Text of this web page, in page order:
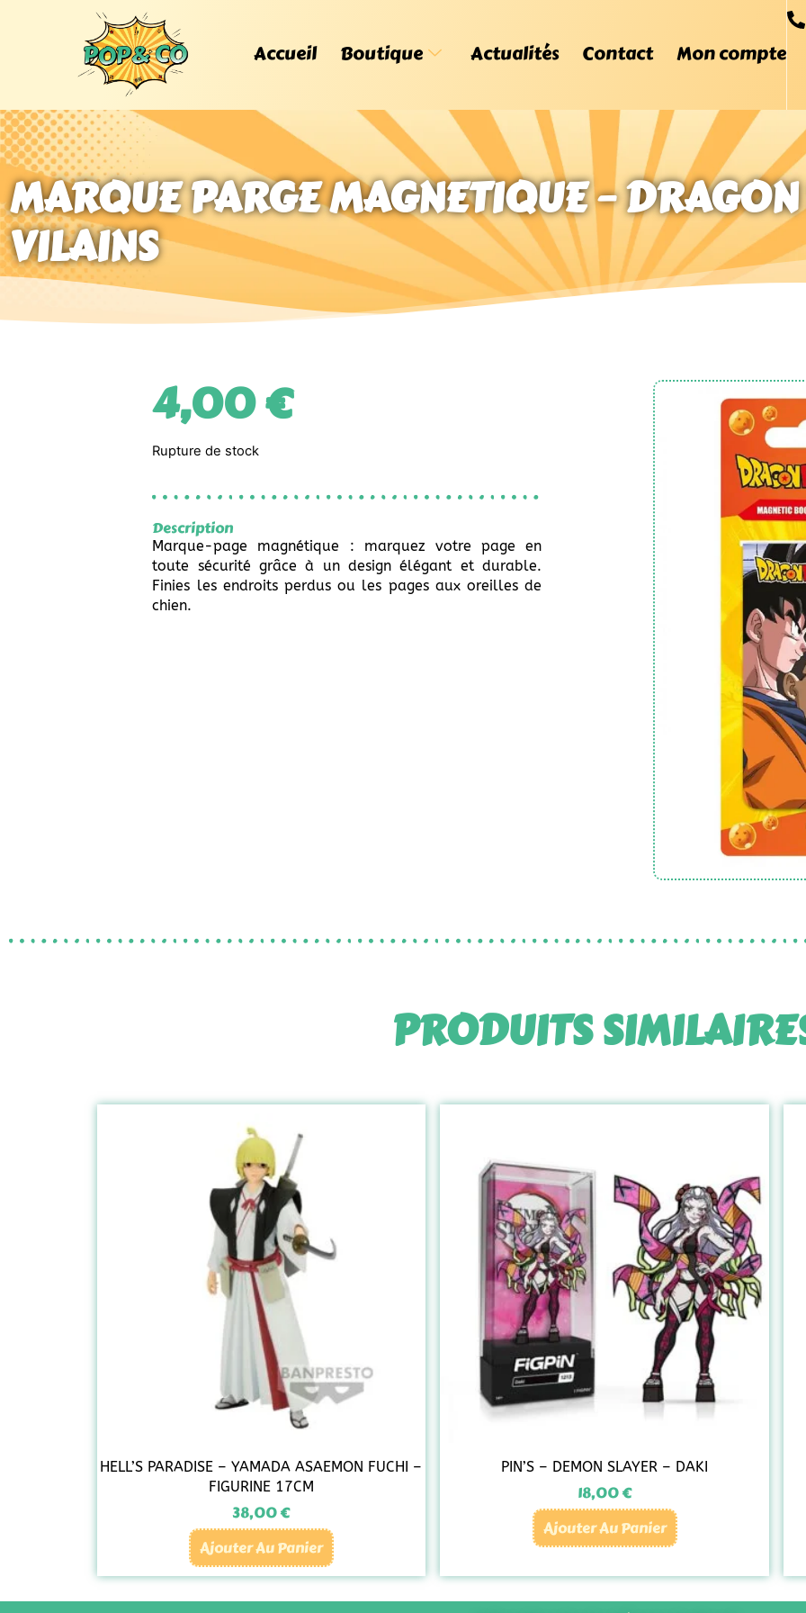
Accueil Boutique Actualités Contact Mon compte
MARQUE PARGE MAGNETIQUE –
VILAINS
4,00€
Rupture de stock
Description
Marque-page magnétique : marquez votre page en
toute sécurité grâce à un design élégant et durable.
Finies les endroits perdus ou les pages aux oreilles de
chien.
PRODUITS
HELL’S PARADISE – YAMADA ASAEMON FUCHI –
FIGURINE 17CM
38,00€
Ajouter Au Panier
PIN’S – DEMON SLAYER – DAKI
18,00€
Ajouter Au Panier